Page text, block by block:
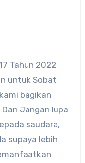
Tahun 2022
untuk Sobat
bagikan
Jangan lupa
saudara,
supaya lebih